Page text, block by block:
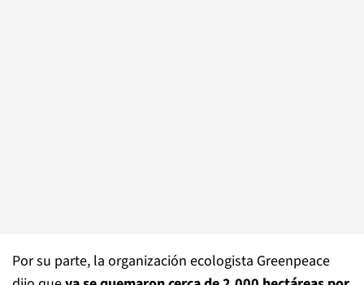
Por su parte, la organización ecologista Greenpeace